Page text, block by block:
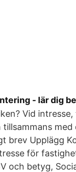
- lär dig
Vid
tillsammans
brev Upplägg
för
och betyg,